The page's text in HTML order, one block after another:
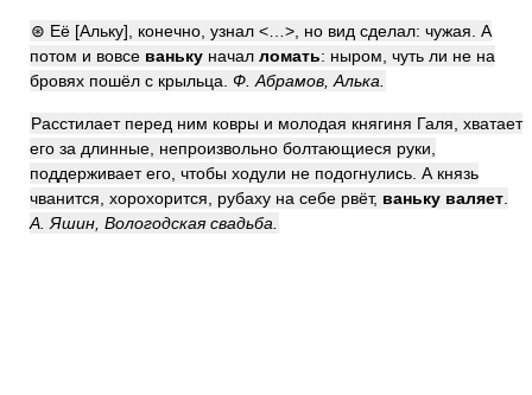
⊛ Её [Альку], конечно, узнал <…>, но вид сделал: чужая. А
потом и вовсе ваньку начал ломать: ныром, чуть ли не на
бровях пошёл с крыльца. Ф. Абрамов, Алька.
Расстилает перед ним ковры и молодая княгиня Галя, хватает
его за длинные, непроизвольно болтающиеся руки,
поддерживает его, чтобы ходули не подогнулись. А князь
чванится, хорохорится, рубаху на себе рвёт, ваньку валяет
А. Яшин, Вологодская свадьба.